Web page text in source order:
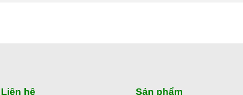
Liên hệ Sản phẩm